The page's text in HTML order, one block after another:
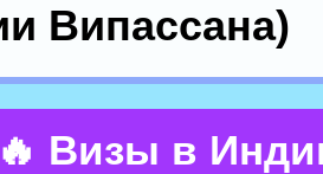
Випассана)
🔥 Визы в